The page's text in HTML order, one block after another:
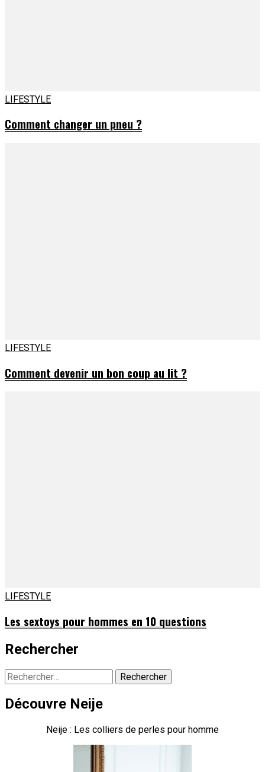
LIFESTYLE
Comment changer un pneu ?
LIFESTYLE
Comment devenir un bon coup au lit ?
LIFESTYLE
Les sextoys pour hommes en 10 questions
Rechercher
Rechercher :
Découvre Neije
Neije : Les colliers de perles pour homme